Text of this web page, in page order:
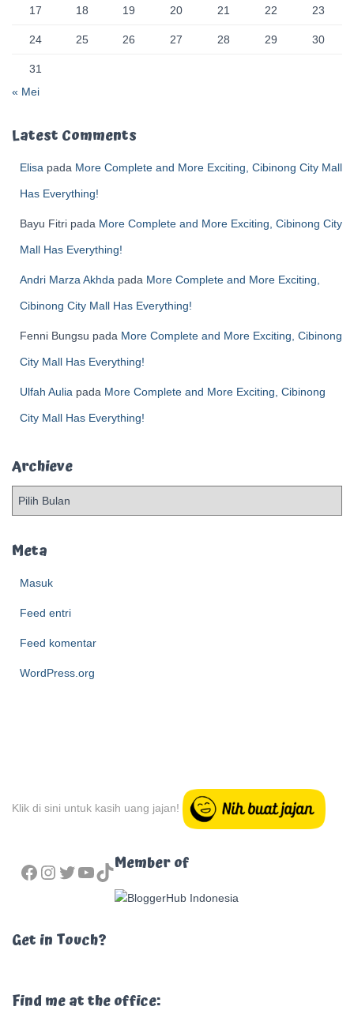
17 18 19 20 21 22 23
24 25 26 27 28 29 30
31
« Mei
Latest Comments
Elisa pada More Complete and More Exciting, Cibinong City Mall
Has Everything!
Bayu Fitri pada More Complete and More Exciting, Cibinong City
Mall Has Everything!
Andri Marza Akhda pada More Complete and More Exciting,
Cibinong City Mall Has Everything!
Fenni Bungsu pada More Complete and More Exciting, Cibinong
City Mall Has Everything!
Ulfah Aulia pada More Complete and More Exciting, Cibinong
City Mall Has Everything!
Archieve
h
Meta
Masuk
Feed entri
Feed komentar
WordPress.org
Klik di sini untuk kasih uang jajan!
FACEBOOK INSTAGRAM TWITTER YOUTUBE TIKTOK
Member of
Get in Touch?
Find me at the office: